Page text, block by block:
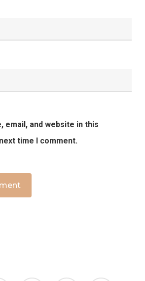
email, and website in this
time I comment.